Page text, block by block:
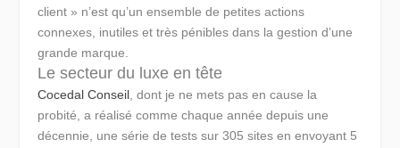
client » n’est qu’un ensemble de petites actions
connexes, inutiles et très pénibles dans la gestion d’une
grande marque.
Le secteur du luxe en tête
Cocedal Conseil , dont je ne mets pas en cause la
probité, a réalisé comme chaque année depuis une
décennie, une série de tests sur 305 sites en envoyant 5